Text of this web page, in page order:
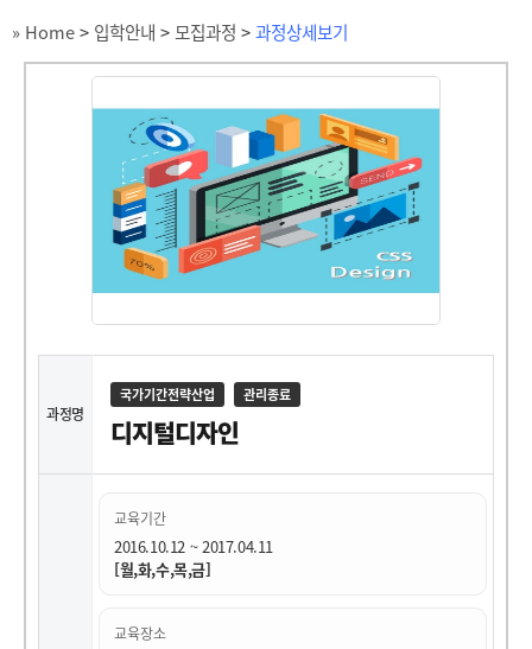
» Home> 입학안내 >모집과정 >과정상세보기
과정명
국가기간전략산업 관리종료
디지털디자인
교육기간
2016.10.12 ~ 2017.04.11
[월,화,수,목,금]
교육장소